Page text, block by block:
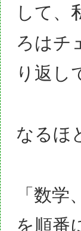
して、
ろはチ
り返し
なるほ
「数
を順番